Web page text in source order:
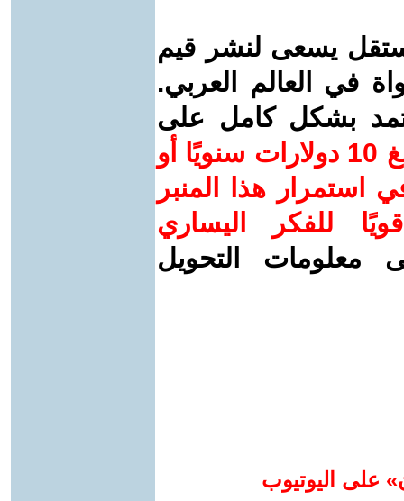
يسعى لنشر قيم
في العالم العربي.
بشكل كامل على
ساهم/ي معنا! بدعمكم بمبلغ 10 دولارات سنويًا أو
استمرار هذا المنبر
للفكر اليساري
معلومات التحويل
على اليوتيوب